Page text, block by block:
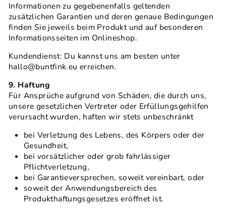
Informationen zu gegebenenfalls geltenden
zusätzlichen Garantien und deren genaue Bedingungen
finden Sie jeweils beim Produkt und auf besonderen
Informationsseiten im Onlineshop.
Kundendienst: Du kannst uns am besten unter
hallo@buntfink.eu erreichen.
9. Haftung
Für Ansprüche aufgrund von Schäden, die durch uns,
unsere gesetzlichen Vertreter oder Erfüllungsgehilfen
verursacht wurden, haften wir stets unbeschränkt
bei Verletzung des Lebens, des Körpers oder der
Gesundheit,
bei vorsätzlicher oder grob fahrlässiger
Pflichtverletzung,
bei Garantieversprechen, soweit vereinbart, oder
soweit der Anwendungsbereich des
Produkthaftungsgesetzes eröffnet ist.